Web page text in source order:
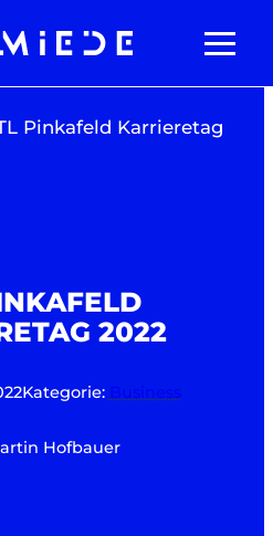
Pinkafeld Karrieretag
2022
Kategorie:
Hofbauer